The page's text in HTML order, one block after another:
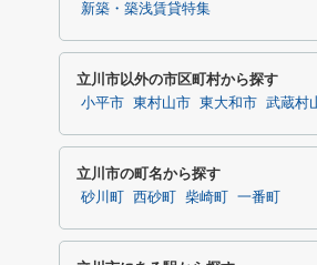
新築・築浅賃貸特集
立川市以外の市区町村から探す
小平市 東村山市 東大和市 武蔵村
立川市の町名から探す
砂川町 西砂町 柴崎町 一番町